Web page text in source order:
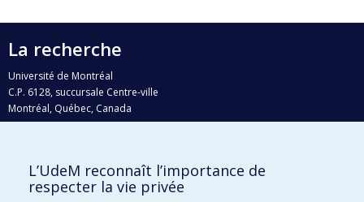
La recherche
Université de Montréal
C.P. 6128, succursale Centre-ville
Montréal, Québec, Canada
H3C 3J7
Qui fait quoi?
L’UdeM reconnaît l’importance de
respecter la vie privée